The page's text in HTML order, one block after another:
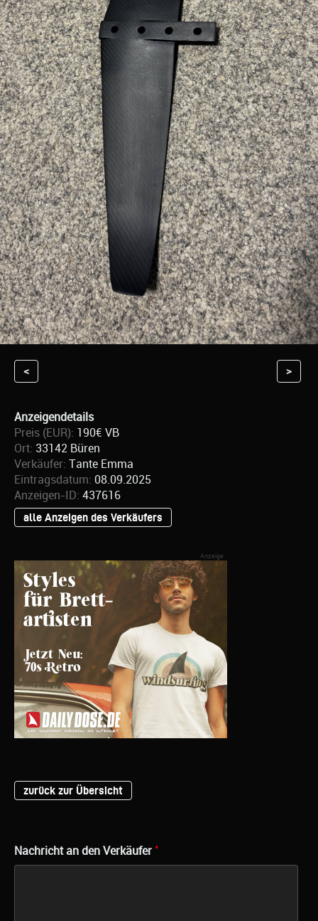
< >
Anzeigendetails
Preis (EUR): 190€ VB
Ort: 33142 Büren
Verkäufer: Tante Emma
Eintragsdatum: 08.09.2025
Anzeigen-ID: 437616
alle Anzeigen des Verkäufers
zurück zur Übersicht
Nachricht an den Verkäufer *